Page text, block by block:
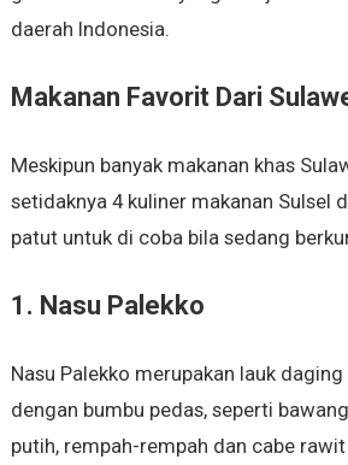
daerah Indonesia.
Makanan Favorit Dari
Meskipun banyak makanan khas
setidaknya 4 kuliner makanan Sulsel
patut untuk di coba bila sedang
1. Nasu Palekko
Nasu Palekko merupakan lauk
dengan bumbu pedas, seperti
putih, rempah-rempah dan cabe